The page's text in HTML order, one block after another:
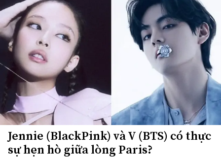
Jennie (BlackPink) và V (BTS) có thực
sự hẹn hò giữa lòng Paris?